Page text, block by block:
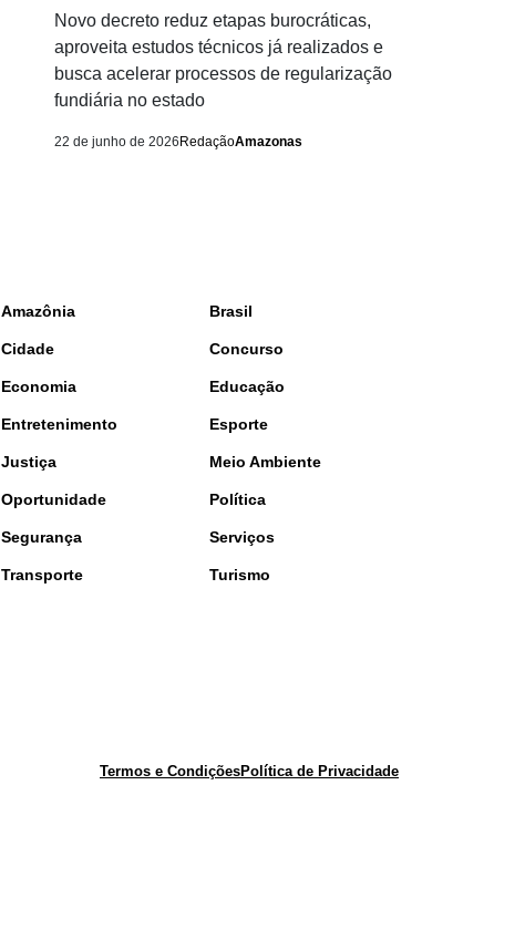
Novo decreto reduz etapas burocráticas,
aproveita estudos técnicos já realizados e
busca acelerar processos de regularização
fundiária no estado
22 de junho de 2026 RedaçãoAmazonas
Amazônia Brasil
Cidade Concurso
Economia Educação
Entretenimento Esporte
Justiça Meio Ambiente
Oportunidade Política
Segurança Serviços
Transporte Turismo
Termos e CondiçõesPolítica de Privacidade